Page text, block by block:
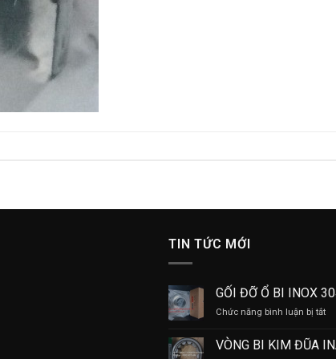
TIN TỨC MỚI
GỐI ĐỠ Ổ BI INOX
Chức năng bình luận bị tắtở
ĐỠ
Ổ
VÒNG BI KIM ĐŨA